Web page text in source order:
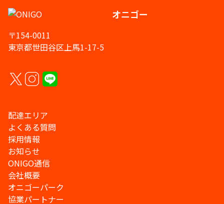
オニゴー
〒154-0011
東京都世田谷区上馬1-17-5
配達エリア
よくある質問
採用情報
お知らせ
ONIGO通信
会社概要
オニゴーパーク
協業パートナー